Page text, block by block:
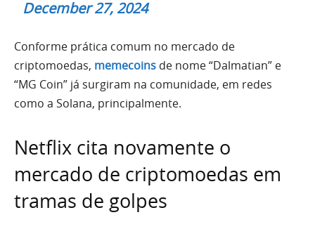
December 27, 2024
Conforme prática comum no mercado de
criptomoedas, memecoins de nome “Dalmatian” e
“MG Coin” já surgiram na comunidade, em redes
como a Solana, principalmente.
Netflix cita novamente o
mercado de criptomoedas em
tramas de golpes